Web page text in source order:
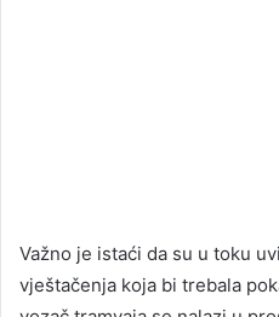
Važno je istaći da su u toku
vještačenja koja bi trebala